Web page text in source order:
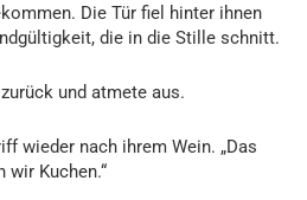
Die Tür fiel hinter ihnen
die in die Stille schnitt.
und atmete aus.
wieder nach ihrem Wein. „Das
wir Kuchen.“